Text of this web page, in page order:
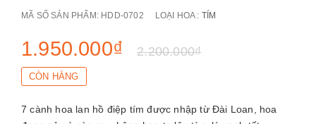
MÃ SỐ SẢN PHẨM: HDD-0702 LOẠI HOA : TÍM
1.950.000₫ 2.200.000₫
CÒN HÀNG
7 cành hoa lan hồ điệp tím được nhập từ Đài Loan, hoa